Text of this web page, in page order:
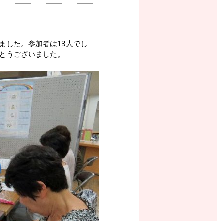
した。参加者は13人でし
ございました。